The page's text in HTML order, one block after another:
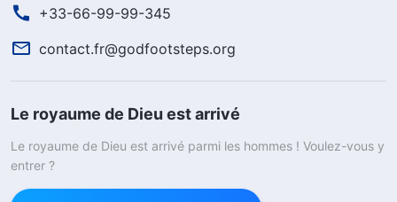
+33-66-99-99-345
contact.fr@godfootsteps.org
Le royaume de Dieu est arrivé
Le royaume de Dieu est arrivé parmi les hommes ! Voulez-vous y
entrer ?